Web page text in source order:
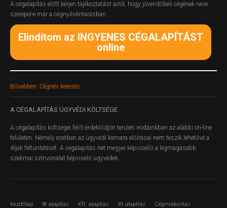
A cégalapítás előtt kérjen tájékoztatást arról, hogy jövendőbeli cégének neve
szerepel-e már a cégnyilvántarásban.
Elindítom az INGYENES CÉGALAPÍTÁST
online
Bővebben: Cégnév keresés
A CÉGALAPÍTÁS ÜGYVÉDI KÖLTSÉGE
A cégalapítás költségei felől érdeklődjön területi irodáinkban az alábbi on-line
felületen. Némely esetben az ügyvédi kamara előírásai nem teszik lehetővé a
díjak feltüntetését. A cegalapitas.net megyei képviselői a legmagasabb
szakmai színvonalat képviselő ügyvédek.
Kezdőlap Bt alapítás Kft. alapítás Rt alapítás Cégmódosítás